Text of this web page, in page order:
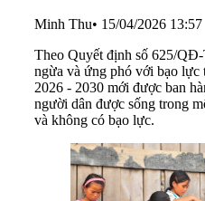
Minh Thu• 15/04/2026 13:57
Theo Quyết định số 625/
ngừa và ứng phó với bạo lực
2026 - 2030 mới được ban
người dân được sống trong
và không có bạo lực.